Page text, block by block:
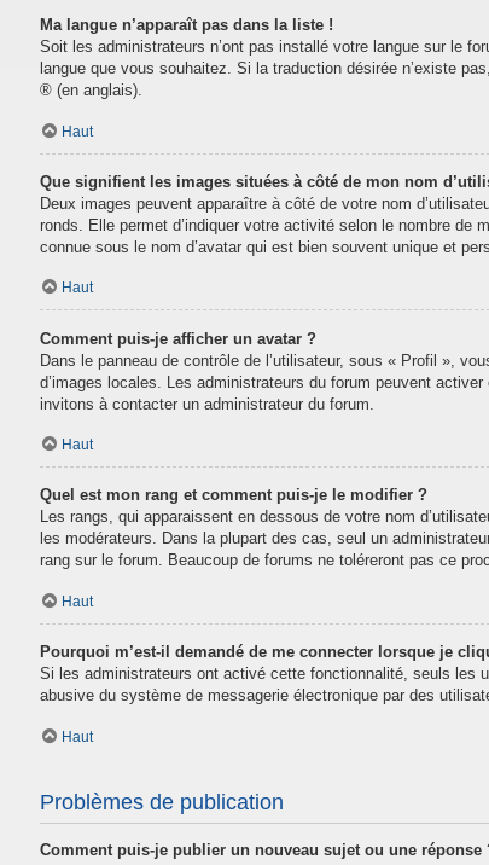
Ma langue n’apparaît pas dans la liste !
Soit les administrateurs n’ont pas installé votre langue sur le
langue que vous souhaitez. Si la traduction désirée n’existe
® (en anglais).
Haut
Que signifient les images situées à côté de mon nom
Deux images peuvent apparaître à côté de votre nom
ronds. Elle permet d’indiquer votre activité selon le nombre de
connue sous le nom d’avatar qui est bien souvent unique et
Haut
Comment puis-je afficher un avatar ?
Dans le panneau de contrôle de l’utilisateur, sous « Profil »,
d’images locales. Les administrateurs du forum peuvent
invitons à contacter un administrateur du forum.
Haut
Quel est mon rang et comment puis-je le modifier ?
Les rangs, qui apparaissent en dessous de votre nom
les modérateurs. Dans la plupart des cas, seul un
rang sur le forum. Beaucoup de forums ne toléreront pas ce
Haut
Pourquoi m’est-il demandé de me connecter lorsque je
Si les administrateurs ont activé cette fonctionnalité, seuls les
abusive du système de messagerie électronique par des
Haut
Problèmes de publication
Comment puis-je publier un nouveau sujet ou une réponse